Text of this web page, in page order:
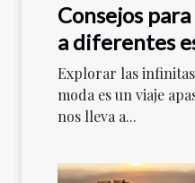
Consejos
a diferentes
Explorar las
moda es un viaje
nos lleva a...